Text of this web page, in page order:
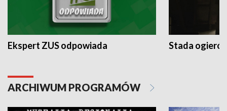
Ekspert ZUS odpowiada Stada
ARCHIWUM PROGRAMÓW